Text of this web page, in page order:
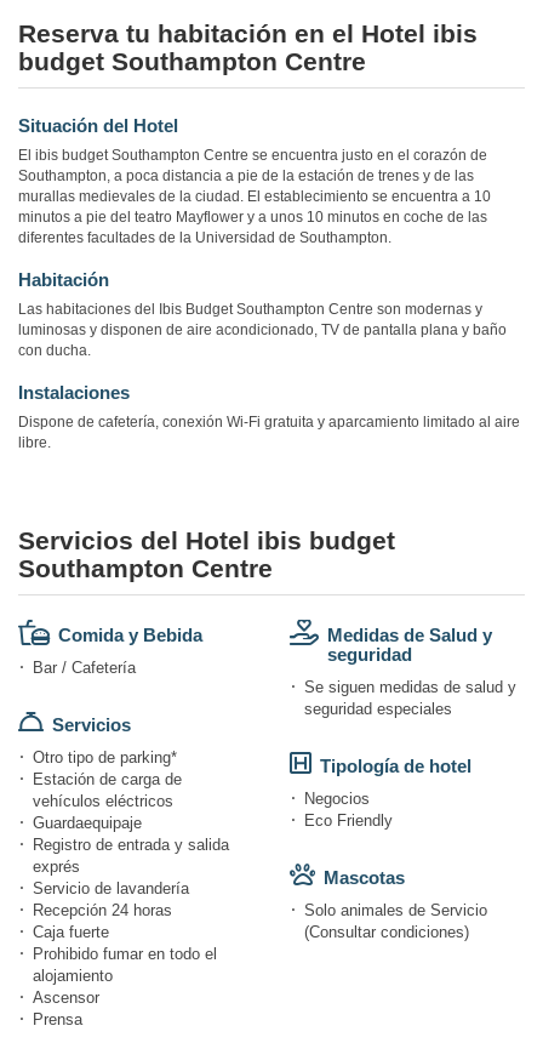
Reserva tu habitación en el Hotel ibis
budget Southampton Centre
Situación del Hotel
El ibis budget Southampton Centre se encuentra justo en el corazón de
Southampton, a poca distancia a pie de la estación de trenes y de las
murallas medievales de la ciudad. El establecimiento se encuentra a 10
minutos a pie del teatro Mayflower y a unos 10 minutos en coche de las
diferentes facultades de la Universidad de Southampton.
Habitación
Las habitaciones del Ibis Budget Southampton Centre son modernas y
luminosas y disponen de aire acondicionado, TV de pantalla plana y baño
con ducha.
Instalaciones
Dispone de cafetería, conexión Wi-Fi gratuita y aparcamiento limitado al aire
libre.
Servicios del Hotel ibis budget
Southampton Centre
Comida y Bebida
Bar / Cafetería
Servicios
Otro tipo de parking*
Estación de carga de
vehículos eléctricos
Guardaequipaje
Registro de entrada y salida
exprés
Servicio de lavandería
Recepción 24 horas
Caja fuerte
Prohibido fumar en todo el
alojamiento
Ascensor
Prensa
Medidas de Salud y
seguridad
Se siguen medidas de salud y
seguridad especiales
Tipología de hotel
Negocios
Eco Friendly
Mascotas
Solo animales de Servicio
(Consultar condiciones)